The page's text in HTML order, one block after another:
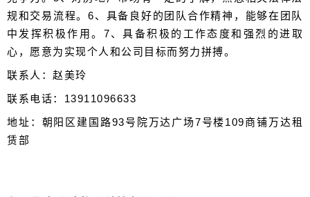
规和交易流程。6、具备良好的团队合作精神，能够在团队
中发挥积极作用。7、具备积极的工作态度和强烈的进取
心，愿意为实现个人和公司目标而努力拼搏。
联系人：赵美玲
联系电话：13911096633
地址：朝阳区建国路93号院万达广场7号楼109商铺万达租
赁部